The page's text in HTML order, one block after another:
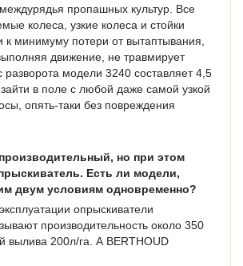
пропашных культур. Все
колеса, узкие колеса и стойки
к минимуму потери от вытаптывания,
движение, не травмирует
разворота модели 3240 составляет 4,5
в поле с любой даже самой узкой
опять-таки без повреждения
но при этом
Есть ли модели,
двум условиям одновременно?
опрыскиватели
производительность около 350
вылива 200л/га. А BERTHOUD